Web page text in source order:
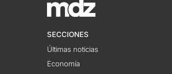
SECCIONES
Últimas noticias
Economía